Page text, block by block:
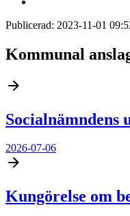
Publicerad: 2023-11-01
Kommunal
Socialnämndens
2026-07-06
Kungörelse om